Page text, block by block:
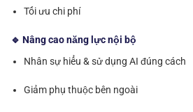
Tối ưu chi phí
🔹 Nâng cao năng lực nội bộ
Nhân sự hiểu & sử dụng AI đúng cách
Giảm phụ thuộc bên ngoài